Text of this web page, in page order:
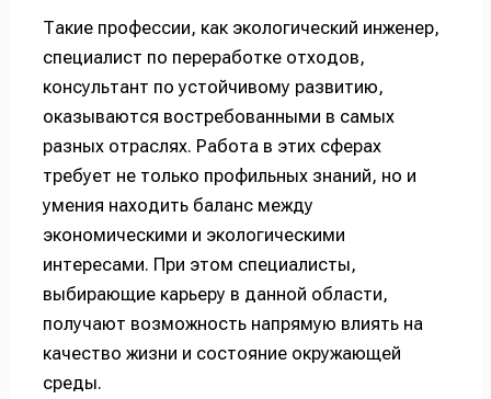
Такие профессии, как экологический инженер,
специалист по переработке отходов,
консультант по устойчивому развитию,
оказываются востребованными в самых
разных отраслях. Работа в этих сферах
требует не только профильных знаний, но и
умения находить баланс между
экономическими и экологическими
интересами. При этом специалисты,
выбирающие карьеру в данной области,
получают возможность напрямую влиять на
качество жизни и состояние окружающей
среды.